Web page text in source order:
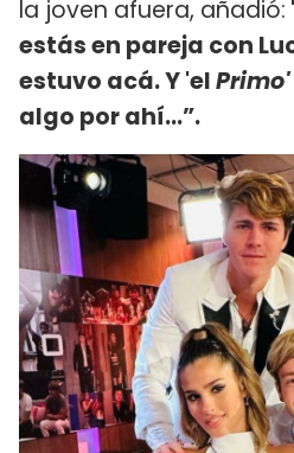
la joven afuera, añadió:
estás en pareja con
estuvo acá. Y 'elPrimo'
algo por ahí...”.